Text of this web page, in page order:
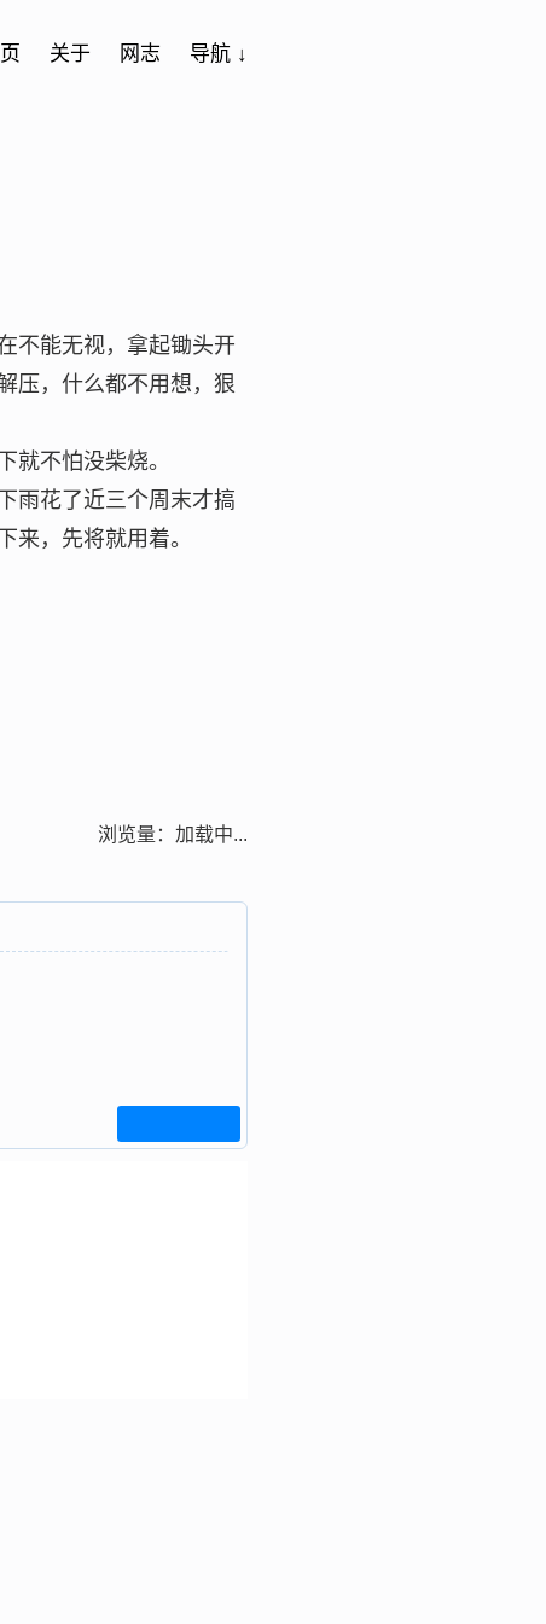
关于 网志 导航 ↓
不能无视，拿起锄头开
压，什么都不用想，狠
就不怕没柴烧。
雨花了近三个周末才搞
来，先将就用着。
浏览量： 加载中...